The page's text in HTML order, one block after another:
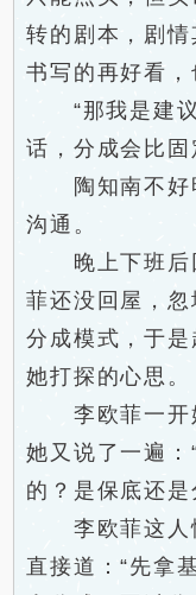
转的剧本，剧情
书写的再好看，
“那我是建议
话，分成会比
陶知南不好
沟通。
晚上下班后
菲还没回屋，
分成模式，于
她打探的心思。
李欧菲一开始
她又说了一遍
的？是保底还是
李欧菲这人性
直接道：“先拿